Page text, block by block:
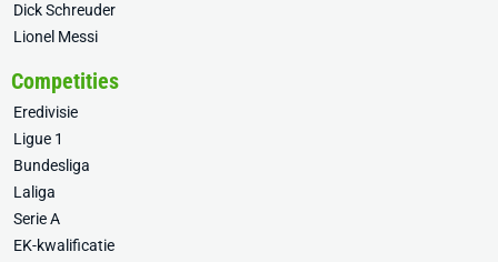
Dick Schreuder
Lionel Messi
Competities
Eredivisie
Ligue 1
Bundesliga
Laliga
Serie A
EK-kwalificatie